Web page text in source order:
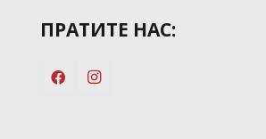
ПРАТИТЕ НАС: